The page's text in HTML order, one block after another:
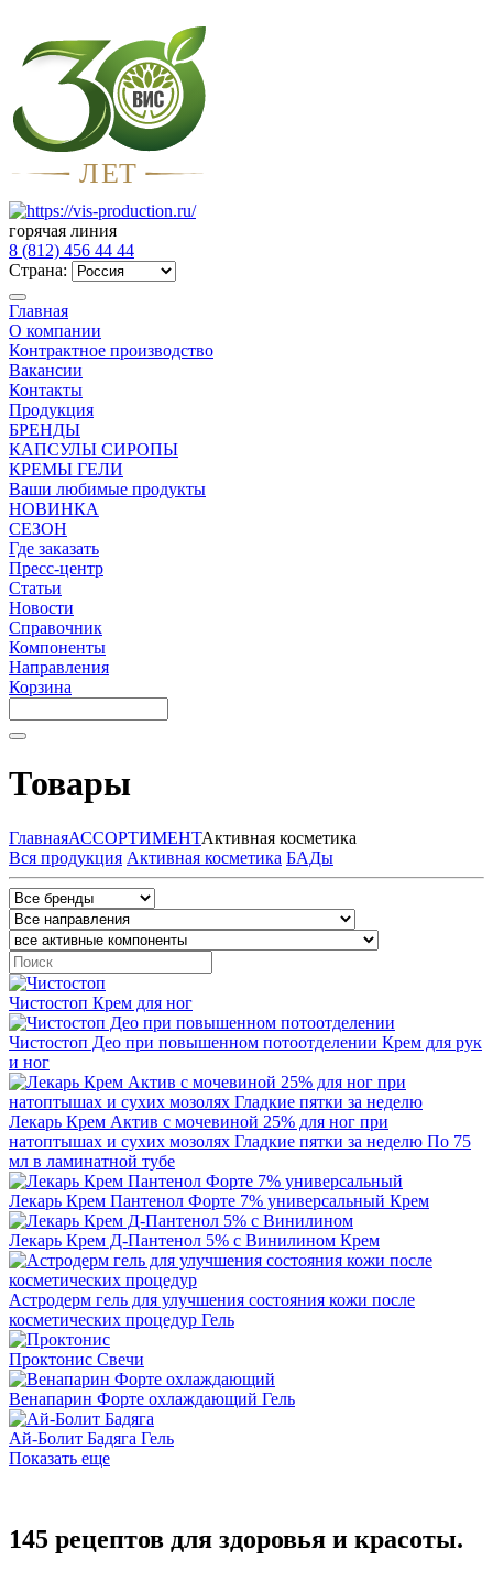
ЛЕТ
горячая линия
8 (812) 456 44 44
Страна:
Главная
О компании
Контрактное производство
Вакансии
Контакты
Продукция
БРЕНДЫ
КАПСУЛЫ СИРОПЫ
КРЕМЫ ГЕЛИ
Ваши любимые продукты
НОВИНКА
СЕЗОН
Где заказать
Пресс-центр
Статьи
Новости
Справочник
Компоненты
Направления
Корзина
Товары
ГлавнаяАССОРТИМЕНТАктивная косметика
Вся продукция Активная косметика БАДы
Чистостоп Крем для ног
Чистостоп Део при повышенном потоотделении Крем для рук
и ног
Лекарь Крем Актив с мочевиной 25% для ног при
натоптышах и сухих мозолях Гладкие пятки за неделю По 75
мл в ламинатной тубе
Лекарь Крем Пантенол Форте 7% универсальный Крем
Лекарь Крем Д-Пантенол 5% с Винилином Крем
Астродерм гель для улучшения состояния кожи после
косметических процедур Гель
Проктонис Свечи
Венапарин Форте охлаждающий Гель
Ай-Болит Бадяга Гель
Показать еще
145 рецептов для здоровья и красоты.